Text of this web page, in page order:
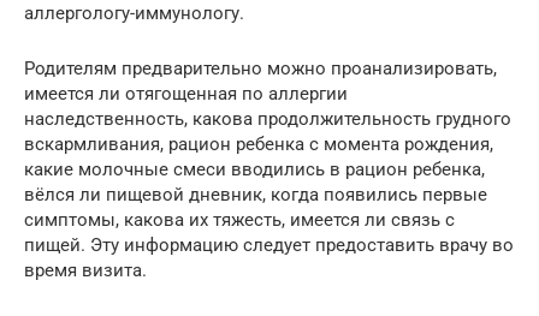
аллергологу-иммунологу.
Родителям предварительно можно проанализировать,
имеется ли отягощенная по аллергии
наследственность, какова продолжительность грудного
вскармливания, рацион ребенка с момента рождения,
какие молочные смеси вводились в рацион ребенка,
вёлся ли пищевой дневник, когда появились первые
симптомы, какова их тяжесть, имеется ли связь с
пищей. Эту информацию следует предоставить врачу во
время визита.